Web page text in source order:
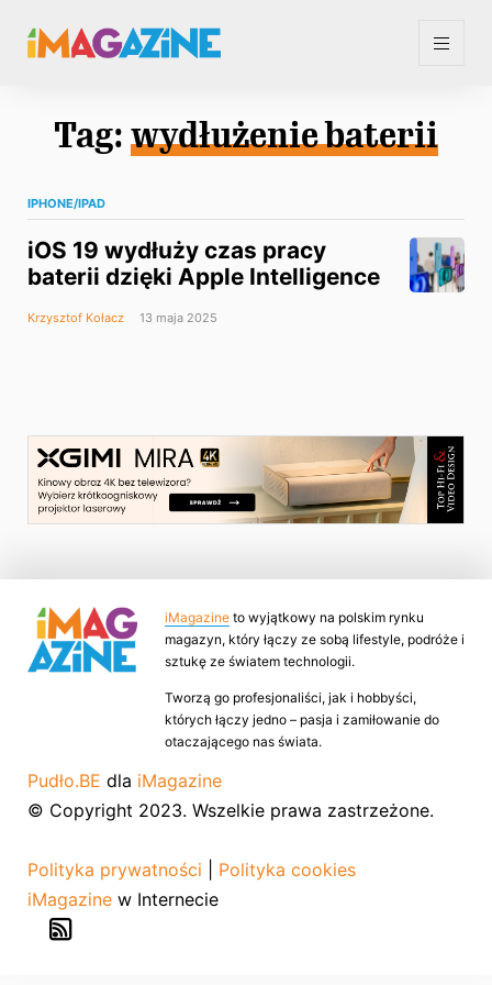
Tag: wydłużenie baterii
IPHONE/IPAD
iOS 19 wydłuży czas pracy
baterii dzięki Apple Intelligence
Krzysztof Kołacz 13 maja 2025
iMagazine to wyjątkowy na polskim rynku
magazyn, który łączy ze sobą lifestyle, podróże i
sztukę ze światem technologii.
Tworzą go profesjonaliści, jak i hobbyści,
których łączy jedno – pasja i zamiłowanie do
otaczającego nas świata.
Pudło.BE dla iMagazine
© Copyright 2023. Wszelkie prawa zastrzeżone.
Polityka prywatności
Polityka cookies
iMagazine w Internecie